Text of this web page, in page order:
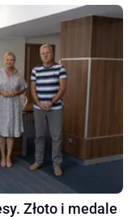
Złoto i medale